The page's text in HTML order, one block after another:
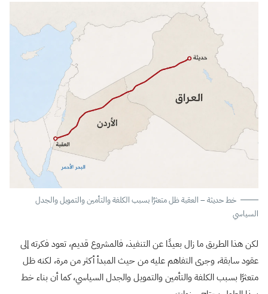
خط حديثة – العقبة ظل متعثرًا بسبب الكلفة والتأمين والتمويل والجدل
السياسي
لكن هذا الطريق ما زال بعيدًا عن التنفيذ، فالمشروع قديم، تعود فكرته إلى
عقود سابقة، وجرى التفاهم عليه من حيث المبدأ أكثر من مرة، لكنه ظل
متعثرًا بسبب الكلفة والتأمين والتمويل والجدل السياسي، كما أن بناء خط